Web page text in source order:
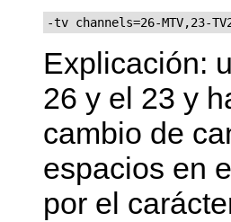
-tv channels=26-MTV,23-
Explicación:
26 y el 23 y
cambio de
espacios en
por el